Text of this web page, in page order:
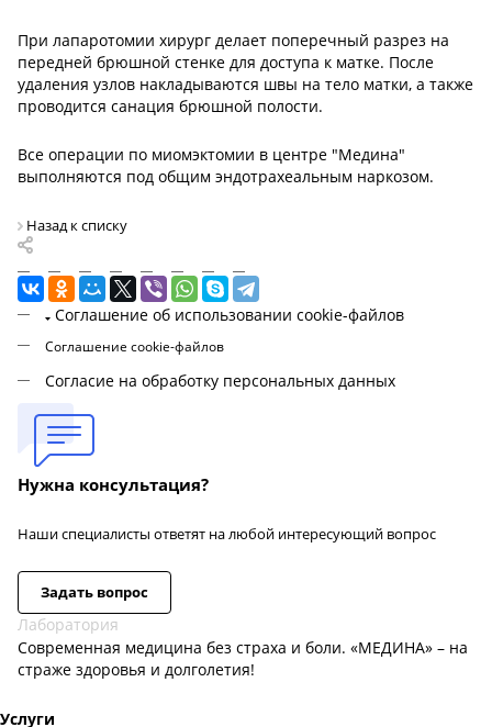
При лапаротомии хирург делает поперечный разрез на
передней брюшной стенке для доступа к матке. После
удаления узлов накладываются швы на тело матки, а также
проводится санация брюшной полости.
Все операции по миомэктомии в центре "Медина"
выполняются под общим эндотрахеальным наркозом.
Назад к списку
Соглашение об использовании cookie-файлов
Соглашение cookie-файлов
Согласие на обработку персональных данных
Нужна консультация?
Наши специалисты ответят на любой интересующий вопрос
Задать вопрос
Лаборатория
Современная медицина без страха и боли. «МЕДИНА» – на
страже здоровья и долголетия!
Услуги